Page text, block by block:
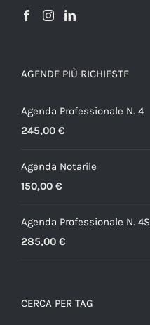
AGENDE PIÙ RICHIESTE
Agenda Professionale N. 4
245,00 €
Agenda Notarile
150,00 €
Agenda Professionale N. 4S
285,00 €
CERCA PER TAG